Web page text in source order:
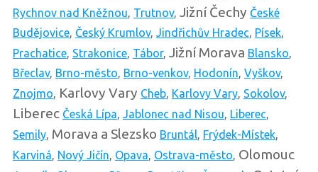
Rychnov nad Kněžnou, Trutnov, Jižní Čechy České
Budějovice, Český Krumlov, Jindřichův Hradec, Písek,
Prachatice, Strakonice, Tábor, Jižní Morava Blansko,
Břeclav, Brno-město, Brno-venkov, Hodonín, Vyškov,
Znojmo, Karlovy Vary Cheb, Karlovy Vary, Sokolov,
Liberec Česká Lípa, Jablonec nad Nisou, Liberec,
Semily, Morava a Slezsko Bruntál, Frýdek-Místek,
Karviná, Nový Jičín, Opava, Ostrava-město, Olomouc